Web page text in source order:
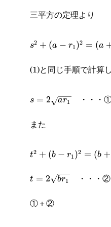
三平方の定理より
s^2+(a-
(a+r_1)^2
s2 + (a − r1 )2 = (a
(1)と同じ手順で計算
s = 2 ar1 ・・・
また
t^2+(b-
(b+r_1)^2
t2 + (b − r1 )2 = (b +
t=2\sqrt{br_1}
t = 2 br1 ・・・②
①＋②